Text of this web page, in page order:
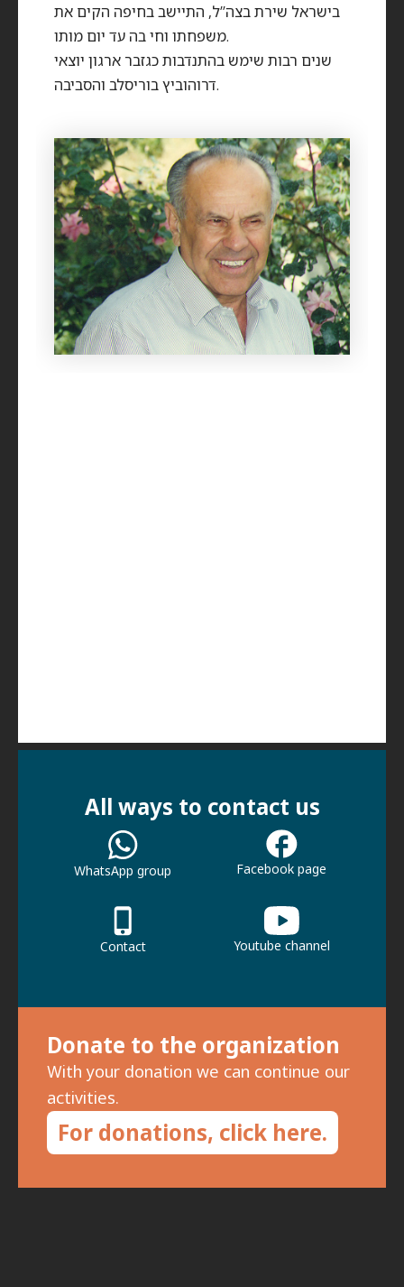
בישראל שירת בצה”ל, התיישב בחיפה הקים את
משפחתו וחי בה עד יום מותו.
שנים רבות שימש בהתנדבות כגזבר ארגון יוצאי
דרוהוביץ בוריסלב והסביבה.
Donate to the organization
With your donation we can continue our
activities.
For donations, click here.
All ways to contact us
WhatsApp group Facebook page
Contact Youtube channel